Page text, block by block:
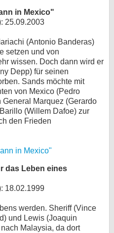
in Mexico"
25.09.2003
(Antonio Banderas)
setzen und von
wissen. Doch dann wird er
Depp) für seinen
Sands möchte mit
von Mexico (Pedro
Marquez (Gerardo
(Willem Dafoe) zur
den Frieden
in Mexico"
das Leben eines
18.02.1999
werden. Sheriff (Vince
und Lewis (Joaquin
Malaysia, da dort